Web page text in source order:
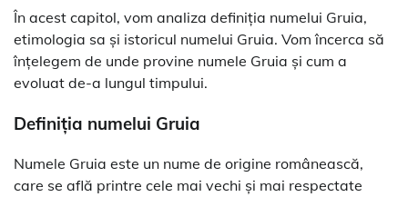
În acest capitol, vom analiza definiția numelui Gruia,
etimologia sa și istoricul numelui Gruia. Vom încerca să
înțelegem de unde provine numele Gruia și cum a
evoluat de-a lungul timpului.
Definiția numelui Gruia
Numele Gruia este un nume de origine românească,
care se află printre cele mai vechi și mai respectate